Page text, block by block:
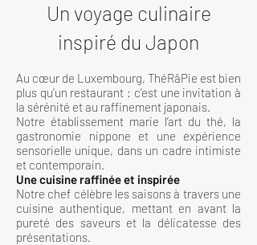
Un voyage culinaire
inspiré du Japon
​Au cœur de Luxembourg, ThéRâPie est bien
plus qu’un restaurant : c’est une invitation à
la sérénité et au raffinement japonais.
Notre établissement marie l’art du thé, la
gastronomie nippone et une expérience
sensorielle unique, dans un cadre intimiste
et contemporain.
Une cuisine raffinée et inspirée
Notre chef célèbre les saisons à travers une
cuisine authentique, mettant en avant la
pureté des saveurs et la délicatesse des
présentations.